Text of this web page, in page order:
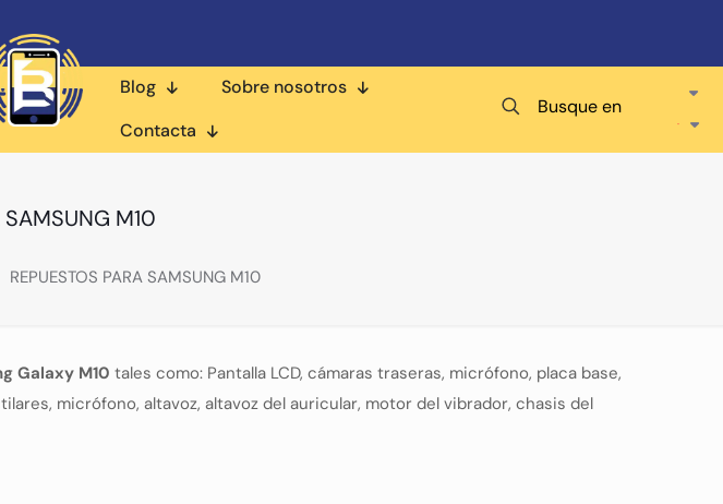
Blog
Sobre nosotros
Contacta
Busque en
SAMSUNG M10
REPUESTOS PARA SAMSUNG M10
Galaxy M10 tales como: Pantalla LCD, cámaras traseras, micrófono, placa base,
micrófono, altavoz, altavoz del auricular, motor del vibrador, chasis del